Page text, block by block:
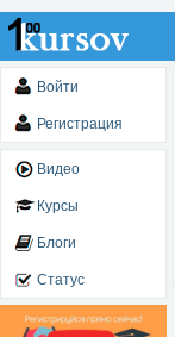
Войти
Регистрация
Видео
Курсы
Блоги
Статус